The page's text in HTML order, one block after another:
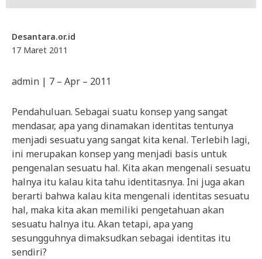
Desantara.or.id
17 Maret 2011
admin | 7 – Apr – 2011
Pendahuluan. Sebagai suatu konsep yang sangat
mendasar, apa yang dinamakan identitas tentunya
menjadi sesuatu yang sangat kita kenal. Terlebih lagi,
ini merupakan konsep yang menjadi basis untuk
pengenalan sesuatu hal. Kita akan mengenali sesuatu
halnya itu kalau kita tahu identitasnya. Ini juga akan
berarti bahwa kalau kita mengenali identitas sesuatu
hal, maka kita akan memiliki pengetahuan akan
sesuatu halnya itu. Akan tetapi, apa yang
sesungguhnya dimaksudkan sebagai identitas itu
sendiri?